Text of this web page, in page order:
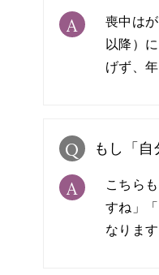
A
喪中は
以降）に
げず、
Q もし「
A こちら
すね」
なります